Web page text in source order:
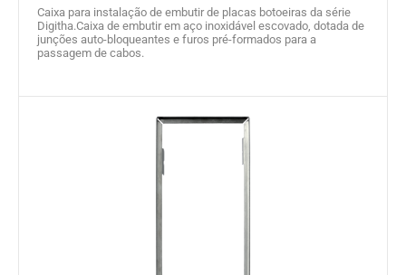
Caixa para instalação de embutir de placas botoeiras da série
Digitha.Caixa de embutir em aço inoxidável escovado, dotada de
junções auto-bloqueantes e furos pré-formados para a
passagem de cabos.